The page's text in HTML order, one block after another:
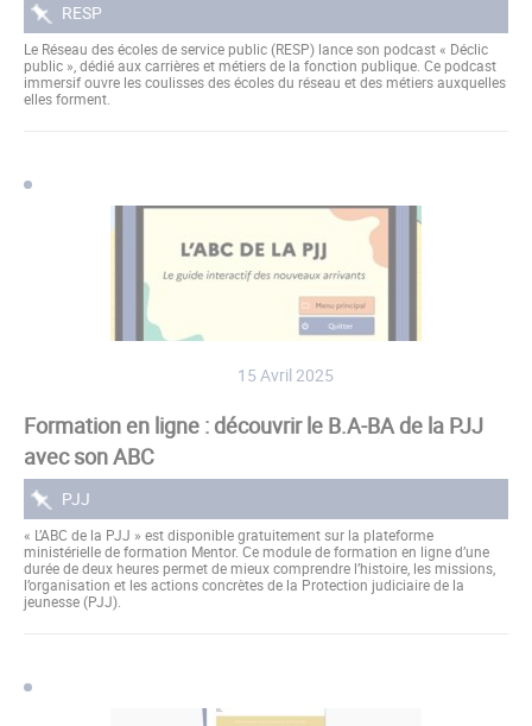
RESP
Le Réseau des écoles de service public (RESP) lance son podcast « Déclic
public », dédié aux carrières et métiers de la fonction publique. Ce podcast
immersif ouvre les coulisses des écoles du réseau et des métiers auxquelles
elles forment.
15 Avril 2025
Formation en ligne : découvrir le B.A-BA de la PJJ
avec son ABC
PJJ
« L’ABC de la PJJ » est disponible gratuitement sur la plateforme
ministérielle de formation Mentor. Ce module de formation en ligne d’une
durée de deux heures permet de mieux comprendre l’histoire, les missions,
l’organisation et les actions concrètes de la Protection judiciaire de la
jeunesse (PJJ).